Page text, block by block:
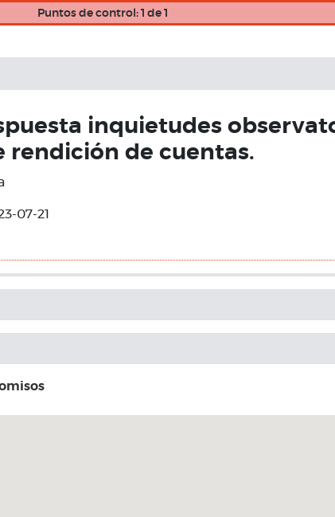
Puntos de control: 1 de 1
inquietudes
rendición de cuentas.
07-21